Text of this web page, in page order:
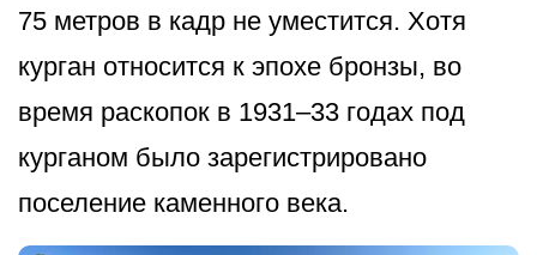
75 метров в кадр не уместится. Хотя
курган относится к эпохе бронзы, во
время раскопок в 1931–33 годах под
курганом было зарегистрировано
поселение каменного века.